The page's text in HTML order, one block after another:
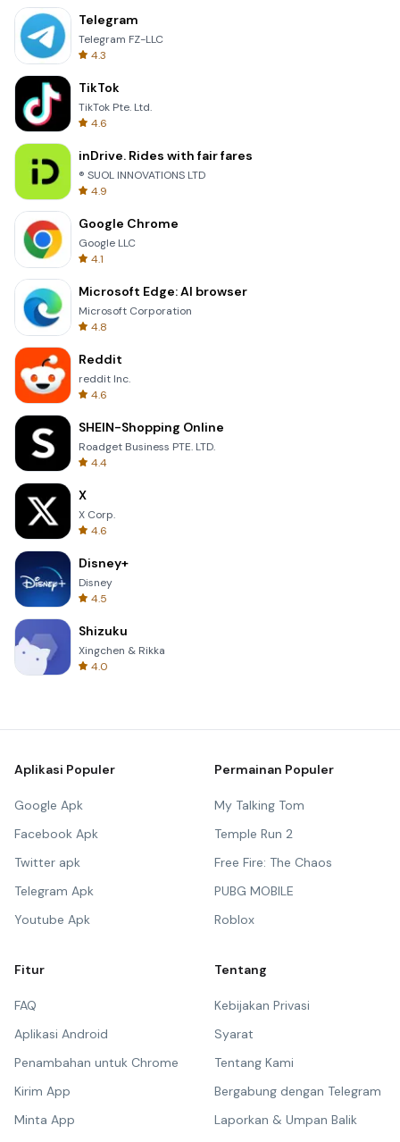
Telegram
Telegram FZ-LLC
4.3
TikTok
TikTok Pte. Ltd.
4.6
inDrive. Rides with fair fares
® SUOL INNOVATIONS LTD
4.9
Google Chrome
Google LLC
4.1
Microsoft Edge: AI browser
Microsoft Corporation
4.8
Reddit
reddit Inc.
4.6
SHEIN-Shopping Online
Roadget Business PTE. LTD.
4.4
X
X Corp.
4.6
Disney+
Disney
4.5
Shizuku
Xingchen & Rikka
4.0
Aplikasi Populer
Google Apk
Facebook Apk
Twitter apk
Telegram Apk
Youtube Apk
Permainan Populer
My Talking Tom
Temple Run 2
Free Fire: The Chaos
PUBG MOBILE
Roblox
Fitur
FAQ
Aplikasi Android
Penambahan untuk Chrome
Kirim App
Minta App
Tentang
Kebijakan Privasi
Syarat
Tentang Kami
Bergabung dengan Telegram
Laporkan & Umpan Balik